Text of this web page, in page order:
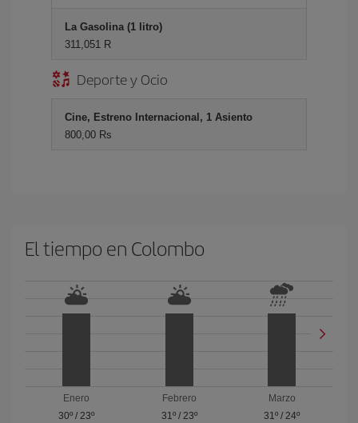
La Gasolina (1 litro)
311,051 R
Deporte y Ocio
Cine, Estreno Internacional, 1 Asiento
800,00 Rs
El tiempo en Colombo
Enero
30º/ 23º
Febrero
31º/ 23º
Marzo
31º / 24º